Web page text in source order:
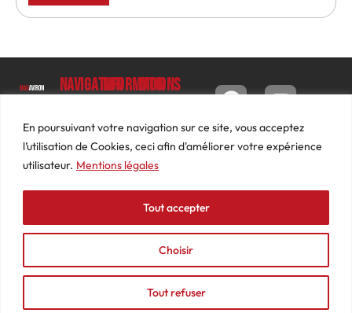
En poursuivant votre navigation sur ce site, vous acceptez
l’utilisation de Cookies, ceci afin d'améliorer votre expérience
utilisateur. Mentions légales
Choisir
Tout refuser
Tout accepter
Luc
Barbier
69640
74
87
contact@mediasaviron.fr
Navigation
Le
Magazine
Photos
Actualités
Podcasts
Informations
Conditions
générales
de ventes
Mentions
légales
Mon
Tableau
de bord
Commandes
Adresses
Détails
du
compte